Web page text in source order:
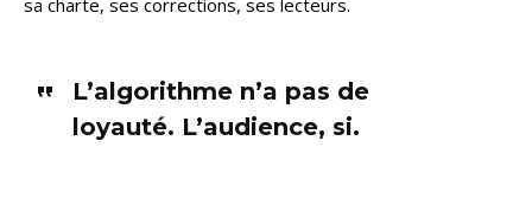
L’algorithme n’a pas de
loyauté. L’audience, si.